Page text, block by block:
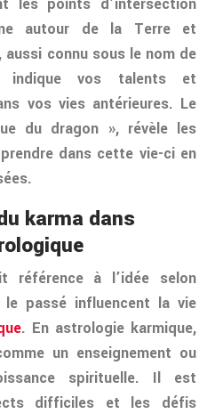
autour de la Terre et
connu sous le nom de
vos talents et
vos vies antérieures. Le
du dragon », révèle les
dans cette vie-ci en
karma dans
à l’idée selon
passé influencent la vie
. En astrologie karmique,
un enseignement ou
spirituelle. Il est
difficiles et les défis